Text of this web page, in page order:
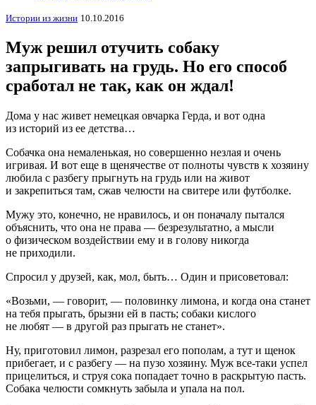
Истории из жизни 10.10.2016
Муж решил отучить собаку
запрыгивать на грудь. Но его способ
сработал не так, как он ждал!
Дома у нас живет немецкая овчарка Герда, и вот одна
из историй из ее детства…
Собачка она немаленькая, но совершенно незлая и очень
игривая. И вот еще в щенячестве от полноты чувств к хозяину
любила с разбегу прыгнуть на грудь или на живот
и закрепиться там, сжав челюсти на свитере или футболке.
Мужу это, конечно, не нравилось, и он поначалу пытался
объяснить, что она не права — безрезультатно, а мысли
о физическом воздействии ему и в голову никогда
не приходили.
Спросил у друзей, как, мол, быть… Один и присоветовал:
«Возьми, — говорит, — половинку лимона, и когда она станет
на тебя прыгать, брызни ей в пасть; собаки кислого
не любят — в другой раз прыгать не станет».
Ну, приготовил лимон, разрезал его пополам, а тут и щенок
прибегает, и с разбегу — на пузо хозяину. Муж все-таки успел
прицелиться, и струя сока попадает точно в раскрытую пасть.
Собака челюсти сомкнуть забыла и упала на пол.